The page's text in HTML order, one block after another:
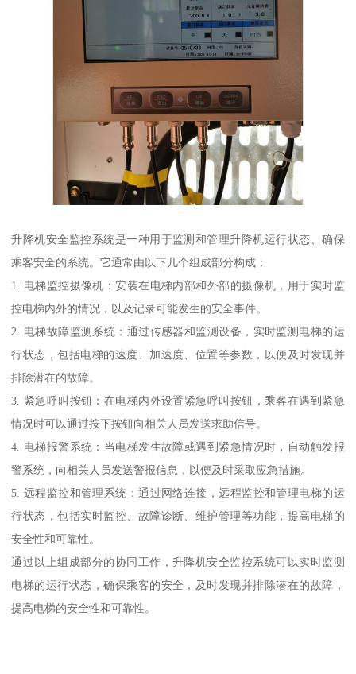
升降机安全监控系统是一种用于监测和管理升降机运行状态、确保
乘客安全的系统。它通常由以下几个组成部分构成：
1. 电梯监控摄像机：安装在电梯内部和外部的摄像机，用于实时监
控电梯内外的情况，以及记录可能发生的安全事件。
2. 电梯故障监测系统：通过传感器和监测设备，实时监测电梯的运
行状态，包括电梯的速度、加速度、位置等参数，以便及时发现并
排除潜在的故障。
3. 紧急呼叫按钮：在电梯内外设置紧急呼叫按钮，乘客在遇到紧急
情况时可以通过按下按钮向相关人员发送求助信号。
4. 电梯报警系统：当电梯发生故障或遇到紧急情况时，自动触发报
警系统，向相关人员发送警报信息，以便及时采取应急措施。
5. 远程监控和管理系统：通过网络连接，远程监控和管理电梯的运
行状态，包括实时监控、故障诊断、维护管理等功能，提高电梯的
安全性和可靠性。
通过以上组成部分的协同工作，升降机安全监控系统可以实时监测
电梯的运行状态，确保乘客的安全，及时发现并排除潜在的故障，
提高电梯的安全性和可靠性。